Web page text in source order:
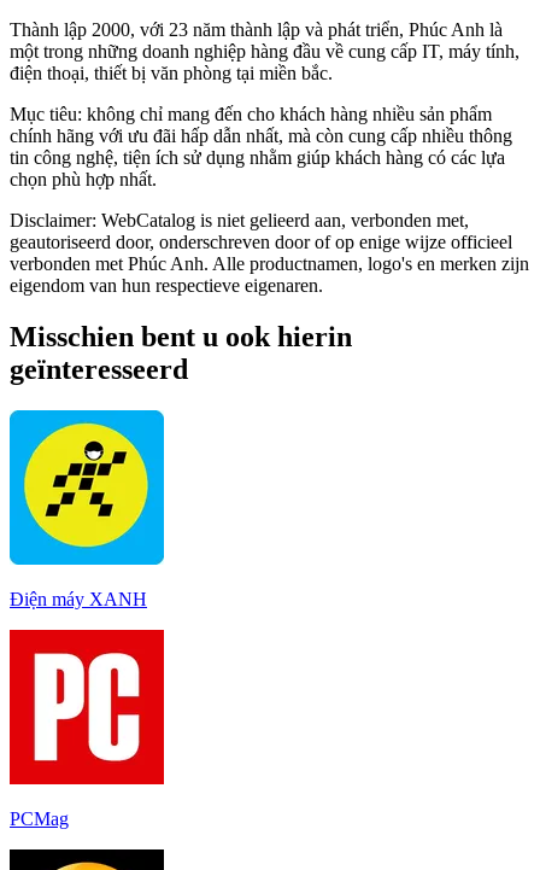
Thành lập 2000, với 23 năm thành lập và phát triển, Phúc Anh là
một trong những doanh nghiệp hàng đầu về cung cấp IT, máy tính,
điện thoại, thiết bị văn phòng tại miền bắc.
Mục tiêu: không chỉ mang đến cho khách hàng nhiều sản phẩm
chính hãng với ưu đãi hấp dẫn nhất, mà còn cung cấp nhiều thông
tin công nghệ, tiện ích sử dụng nhằm giúp khách hàng có các lựa
chọn phù hợp nhất.
Disclaimer: WebCatalog is niet gelieerd aan, verbonden met,
geautoriseerd door, onderschreven door of op enige wijze officieel
verbonden met Phúc Anh. Alle productnamen, logo's en merken zijn
eigendom van hun respectieve eigenaren.
Misschien bent u ook hierin
geïnteresseerd
Điện máy XANH
PCMag